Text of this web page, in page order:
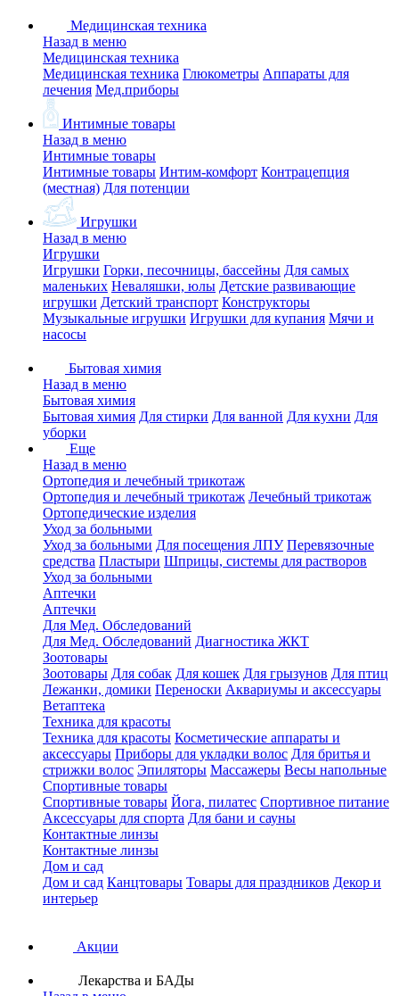
Медицинская техника
Назад в меню
Медицинская техника
Медицинская техника Глюкометры Аппараты для
лечения Мед.приборы
Интимные товары
Назад в меню
Интимные товары
Интимные товары Интим-комфорт Контрацепция
(местная) Для потенции
Игрушки
Назад в меню
Игрушки
Игрушки Горки, песочницы, бассейны Для самых
маленьких Неваляшки, юлы Детские развивающие
игрушки Детский транспорт Конструкторы
Музыкальные игрушки Игрушки для купания Мячи и
насосы
Бытовая химия
Назад в меню
Бытовая химия
Бытовая химия Для стирки Для ванной Для кухни Для
уборки
Еще
Назад в меню
Ортопедия и лечебный трикотаж
Ортопедия и лечебный трикотаж Лечебный трикотаж
Ортопедические изделия
Уход за больными
Уход за больными Для посещения ЛПУ Перевязочные
средства Пластыри Шприцы, системы для растворов
Уход за больными
Аптечки
Аптечки
Для Мед. Обследований
Для Мед. Обследований Диагностика ЖКТ
Зоотовары
Зоотовары Для собак Для кошек Для грызунов Для птиц
Лежанки, домики Переноски Аквариумы и аксессуары
Ветаптека
Техника для красоты
Техника для красоты Косметические аппараты и
аксессуары Приборы для укладки волос Для бритья и
стрижки волос Эпиляторы Массажеры Весы напольные
Спортивные товары
Спортивные товары Йога, пилатес Спортивное питание
Аксессуары для спорта Для бани и сауны
Контактные линзы
Контактные линзы
Дом и сад
Дом и сад Канцтовары Товары для праздников Декор и
интерьер
Акции
Лекарства и БАДы